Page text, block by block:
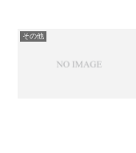
その他